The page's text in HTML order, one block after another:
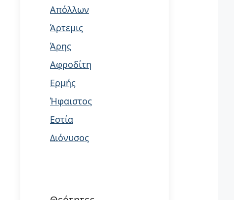
Απόλλων
Άρτεμις
Άρης
Αφροδίτη
Ερμής
Ήφαιστος
Εστία
Διόνυσος